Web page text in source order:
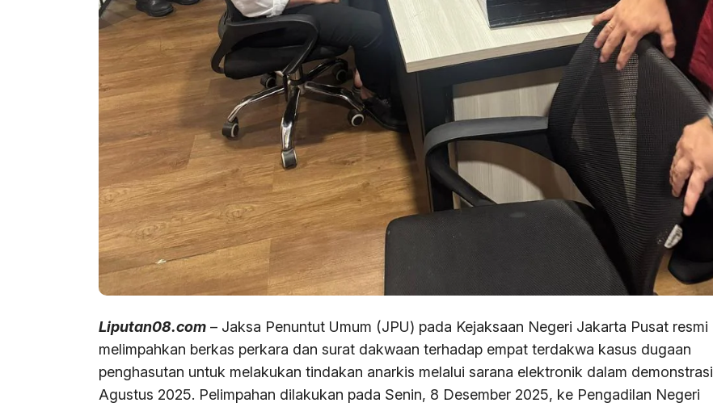
Liputan08.com – Jaksa Penuntut Umum (JPU) pada Kejaksaan Negeri Jakarta Pusat resmi
melimpahkan berkas perkara dan surat dakwaan terhadap empat terdakwa kasus dugaan
penghasutan untuk melakukan tindakan anarkis melalui sarana elektronik dalam demonstrasi
Agustus 2025. Pelimpahan dilakukan pada Senin, 8 Desember 2025, ke Pengadilan Negeri